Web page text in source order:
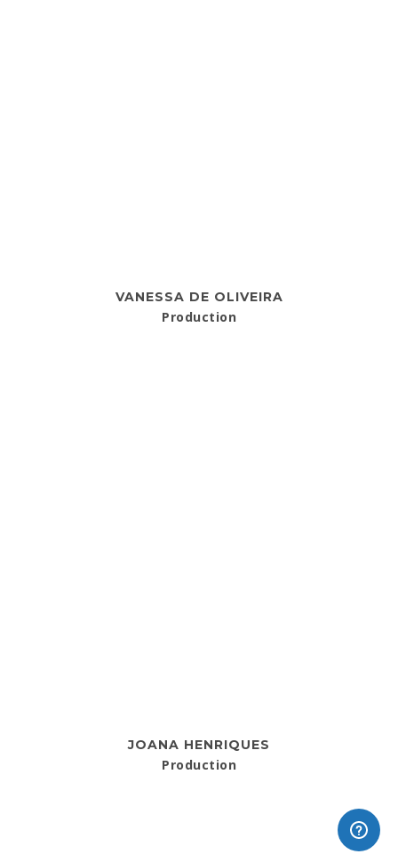
VANESSA DE OLIVEIRA
Production
JOANA HENRIQUES
Production